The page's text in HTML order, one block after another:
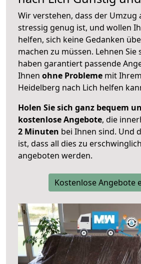
Wir verstehen, dass der Umzug
stressig genug ist, und wollen
helfen, sich keine Gedanken
machen zu müssen. Lehnen Sie
haben garantiert passende
Ihnen ohne Probleme mit
Heidelberg nach Lich helfen
Holen Sie sich ganz bequem
kostenlose Angebote, die
2 Minuten bei Ihnen sind. Und
ist, dass all dies zu
angeboten werden.
Kostenlose Angebote